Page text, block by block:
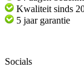
Kwaliteit sinds
5 jaar garantie
Socials